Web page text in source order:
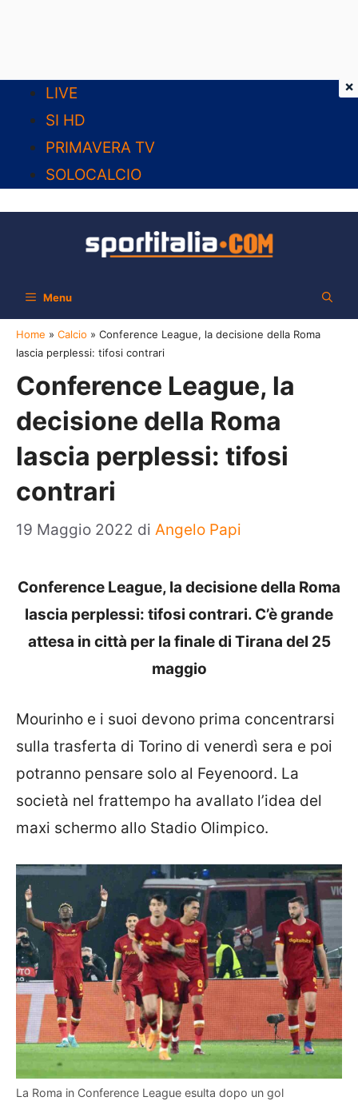
contenuto
LIVE
SI HD
PRIMAVERA TV
SOLOCALCIO
Menu
Home » Calcio » Conference League, la decisione della Roma
lascia perplessi: tifosi contrari
Conference League, la
decisione della Roma
lascia perplessi: tifosi
contrari
19 Maggio 2022 di Angelo Papi
Conference League, la decisione della Roma
lascia perplessi: tifosi contrari. C’è grande
attesa in città per la finale di Tirana del 25
maggio
Mourinho e i suoi devono prima concentrarsi
sulla trasferta di Torino di venerdì sera e poi
potranno pensare solo al Feyenoord. La
società nel frattempo ha avallato l’idea del
maxi schermo allo Stadio Olimpico.
La Roma in Conference League esulta dopo un gol
×